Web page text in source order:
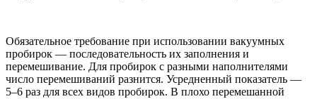
Обязательное требование при использовании вакуумных
пробирок — последовательность их заполнения и
перемешивание. Для пробирок с разными наполнителями
число перемешиваний разнится. Усредненный показатель —
5–6 раз для всех видов пробирок. В плохо перемешанной